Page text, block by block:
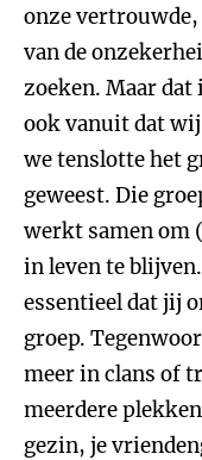
onze
van de
zoeken. Maar dat
ook vanuit dat
we tenslotte het
geweest. Die
werkt samen om
in leven te
essentieel dat jij
groep.
meer in clans of
meerdere
gezin, je